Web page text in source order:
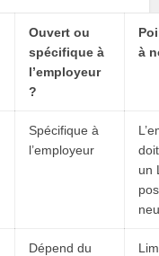
Ouvert ou
spécifique à
l’employeur
?
à
Spécifique à
l’employeur
un
Dépend du